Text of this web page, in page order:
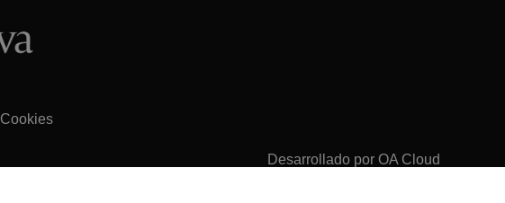
Cookies
Desarrollado por OA Cloud